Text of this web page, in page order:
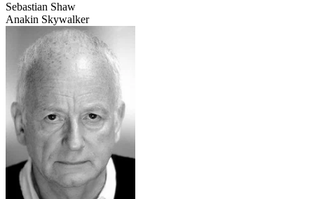
Sebastian Shaw
Anakin Skywalker